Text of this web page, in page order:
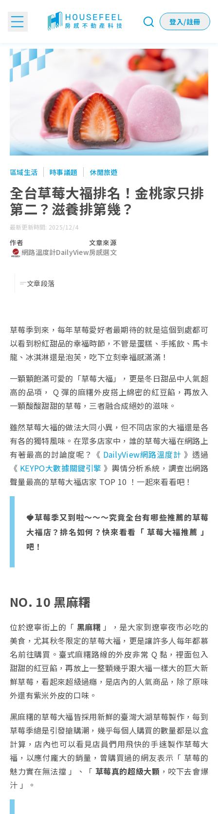
登入/註冊
全台草莓大福排名！金桃家只排第二？滋養排第幾？
區域生活 時事議題 休閒旅遊
全台草莓大福排名！金桃家只排
第二？滋養排第幾？
最新更新時間: 2025/12/4
作者
網路溫度計DailyView
文章來源
房感選文
文章段落
草莓季到來，每年草莓愛好者最期待的就是這個到處都可
以看到粉紅甜品的幸福時節，不管是蛋糕、手搖飲、馬卡
龍、冰淇淋還是泡芙，吃下立刻幸福感滿滿！
一顆顆飽滿可愛的「草莓大福」，更是冬日甜品中人氣超
高的品項， Q 彈的麻糬外皮搭上綿密的紅豆餡，再放入
一顆酸酸甜甜的草莓，三者融合成絕妙的滋味。
雖然草莓大福的做法大同小異，但不同店家的大福還是各
有各的獨特風味。在眾多店家中，誰的草莓大福在網路上
有著最高的討論度呢？《 DailyView網路溫度計 》透過
《 KEYPO大數據關鍵引擎 》輿情分析系統，調查出網路
聲量最高的草莓大福店家 TOP 10 ！一起來看看吧！
🍓草莓季又到啦～～～究竟全台有哪些推薦的草莓
大福店？排名如何？快來看看「 草莓大福推薦 」
吧！
NO. 10 黑麻糬
位於遼寧街上的「 黑麻糬 」，是大家到遼寧夜市必吃的
美食，尤其秋冬限定的草莓大福，更是讓許多人每年都慕
名前往購買。臺式麻糬路線的外皮非常 Q 黏，裡面包入
甜甜的紅豆餡，再放上一整顆幾乎跟大福一樣大的巨大新
鮮草莓，看起來超級過癮，是店內的人氣商品，除了原味
外還有紫米外皮的口味。
黑麻糬的草莓大福皆採用新鮮的臺灣大湖草莓製作，每到
草莓季總是引發搶購潮，幾乎每個人購買的數量都是以盒
計算，店內也可以看見店員們用飛快的手速製作草莓大
福，以應付龐大的銷量，曾購買過的網友表示「 草莓的
魅力實在無法擋 」、「 草莓真的超級大顆 ，咬下去會爆
汁 」。